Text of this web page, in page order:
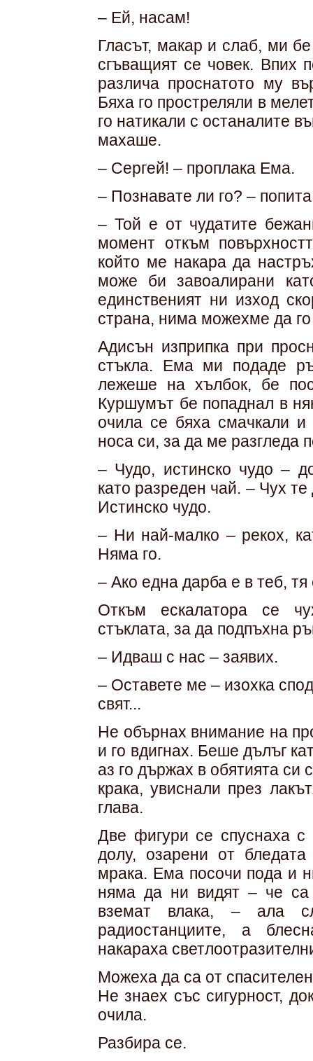
– Ей, насам!
Гласът, макар и слаб, ми
сгъващият се човек. Впих
различа проснатото му
Бяха го простреляли в
го натикали с останалите
махаше.
– Сергей! – проплака Ема.
– Познавате ли го? –
– Той е от чудатите
момент откъм
който ме накара да
може би завоалирани
единственият ни изход
страна, нима можехме да
Адисън изприпка при
стъкла. Ема ми подаде
лежеше на хълбок, бе
Куршумът бе попаднал в
очила се бяха смачкали
носа си, за да ме разгледа
– Чудо, истинско чудо –
като разреден чай. – Чух
Истинско чудо.
– Ни най-малко – рекох,
Няма го.
– Ако една дарба е в теб, тя
Откъм ескалатора се
стъклата, за да подпъхна
– Идваш с нас – заявих.
– Оставете ме – изохка
свят...
Не обърнах внимание на
и го вдигнах. Беше дълъг
аз го държах в обятията
крака, увиснали през
глава.
Две фигури се спуснаха с
долу, озарени от
мрака. Ема посочи пода и
няма да ни видят – че са
вземат влака, – ала
радиостанциите, а
накараха
Можеха да са от
Не знаех със сигурност,
очила.
Разбира се.